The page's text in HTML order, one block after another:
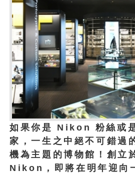
如果你是 Nikon 粉絲或
家，一生之中絕不可錯過
機為主題的博物館！創立
Nikon，即將在明年迎向